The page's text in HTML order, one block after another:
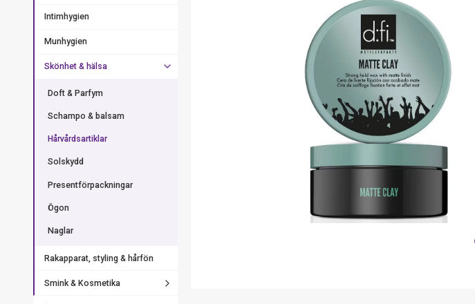
Intimhygien
Munhygien
Skönhet & hälsa
Doft & Parfym
Schampo & balsam
Hårvårdsartiklar
Solskydd
Presentförpackningar
Ögon
Naglar
Rakapparat, styling & hårfön
Smink & Kosmetika